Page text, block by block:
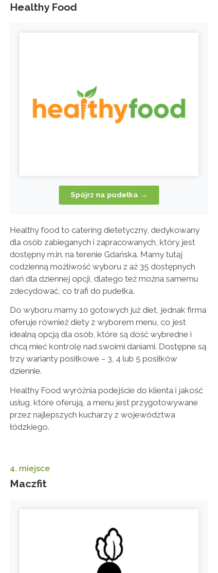
Healthy Food
Spójrz na pudełka →
Healthy food to catering dietetyczny, dedykowany
dla osób zabieganych i zapracowanych, który jest
dostępny m.in. na terenie Gdańska. Mamy tutaj
codzienną możliwość wyboru z aż 35 dostępnych
dań dla dziennej opcji, dlatego też można samemu
zdecydować, co trafi do pudełka.
Do wyboru mamy 10 gotowych już diet, jednak firma
oferuje również diety z wyborem menu, co jest
idealną opcją dla osób, które są dość wybredne i
chcą mieć kontrolę nad swoimi daniami. Dostępne są
trzy warianty posiłkowe – 3, 4 lub 5 posiłków
dziennie.
Healthy Food wyróżnia podejście do klienta i jakość
usług, które oferują, a menu jest przygotowywane
przez najlepszych kucharzy z województwa
łódzkiego.
4. miejsce
Maczfit